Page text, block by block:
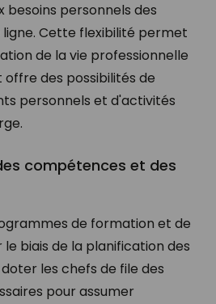
besoins personnels des
Cette flexibilité permet
de la vie professionnelle
des possibilités de
personnels et d'activités
compétences et des
de formation et de
biais de la planification des
les chefs de file des
pour assumer